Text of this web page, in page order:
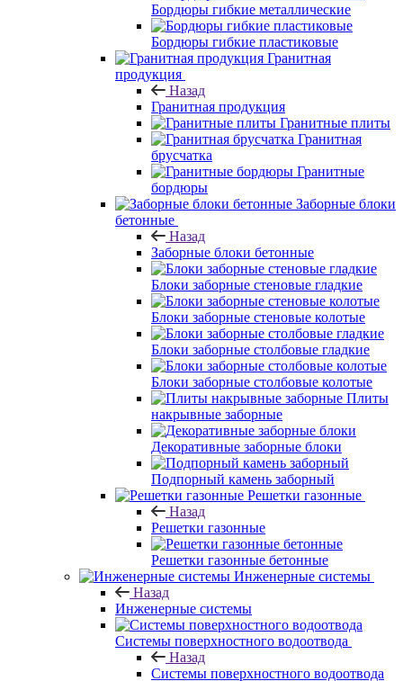
Бордюры гибкие металлические
Бордюры гибкие пластиковые
Гранитная
продукция
Назад
Гранитная продукция
Гранитные плиты
Гранитная
брусчатка
Гранитные
бордюры
Заборные блоки
бетонные
Назад
Заборные блоки бетонные
Блоки заборные стеновые гладкие
Блоки заборные стеновые колотые
Блоки заборные столбовые гладкие
Блоки заборные столбовые колотые
Плиты
накрывные заборные
Декоративные заборные блоки
Подпорный камень заборный
Решетки газонные
Назад
Решетки газонные
Решетки газонные бетонные
Инженерные системы
Назад
Инженерные системы
Системы поверхностного водоотвода
Назад
Системы поверхностного водоотвода